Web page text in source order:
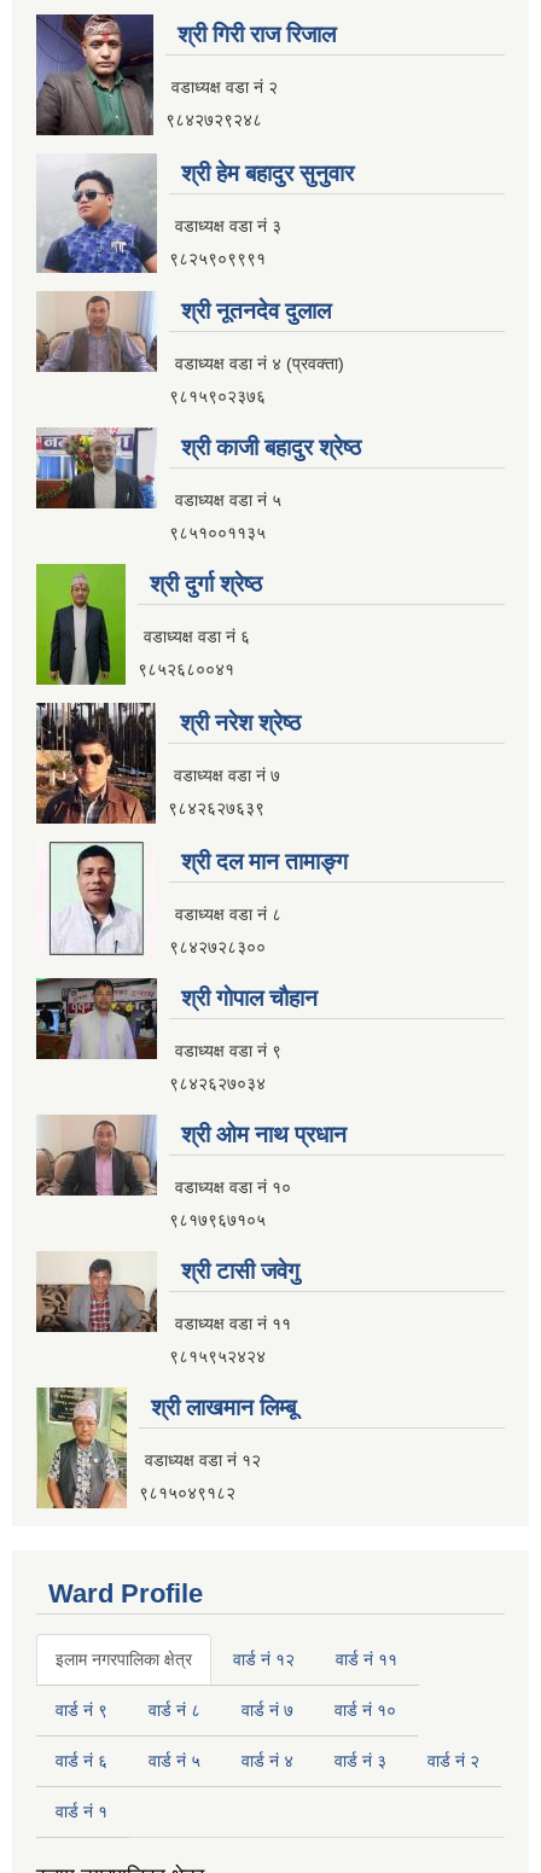
श्री गिरी राज रिजाल
वडाध्यक्ष वडा नं २
९८४२७२९२४८
श्री हेम बहादुर सुनुवार
वडाध्यक्ष वडा नं ३
९८२५९०९९९१
श्री नूतनदेव दुलाल
वडाध्यक्ष वडा नं ४ (प्रवक्ता)
९८१५९०२३७६
श्री काजी बहादुर श्रेष्ठ
वडाध्यक्ष वडा नं ५
९८५१००११३५
श्री दुर्गा श्रेष्ठ
वडाध्यक्ष वडा नं ६
९८५२६८००४१
श्री नरेश श्रेष्ठ
वडाध्यक्ष वडा नं ७
९८४२६२७६३९
श्री दल मान तामाङ्ग
वडाध्यक्ष वडा नं ८
९८४२७२८३००
श्री गाेपाल चाैहान
वडाध्यक्ष वडा नं ९
९८४२६२७०३४
श्री ओम नाथ प्रधान
वडाध्यक्ष वडा नं १०
९८१७९६७१०५
श्री टासी जवेगु
वडाध्यक्ष वडा नं ११
९८१५९५२४२४
श्री लाखमान लिम्बू
वडाध्यक्ष वडा नं १२
९८१५०४९१८२
Ward Profile
इलाम नगरपालिका क्षेत्र वार्ड नं १२ वार्ड नं ११
वार्ड नं ९ वार्ड नं ८ वार्ड नं ७ वार्ड नं १०
वार्ड नं ६ वार्ड नं ५ वार्ड नं ४ वार्ड नं ३ वार्ड नं २
वार्ड नं १